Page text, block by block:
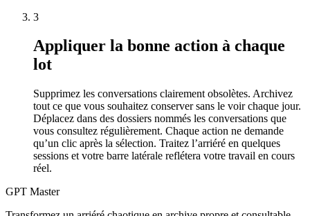
3
Appliquer la bonne action à chaque
lot
Supprimez les conversations clairement obsolètes. Archivez
tout ce que vous souhaitez conserver sans le voir chaque jour.
Déplacez dans des dossiers nommés les conversations que
vous consultez régulièrement. Chaque action ne demande
qu’un clic après la sélection. Traitez l’arriéré en quelques
sessions et votre barre latérale reflétera votre travail en cours
réel.
GPT Master